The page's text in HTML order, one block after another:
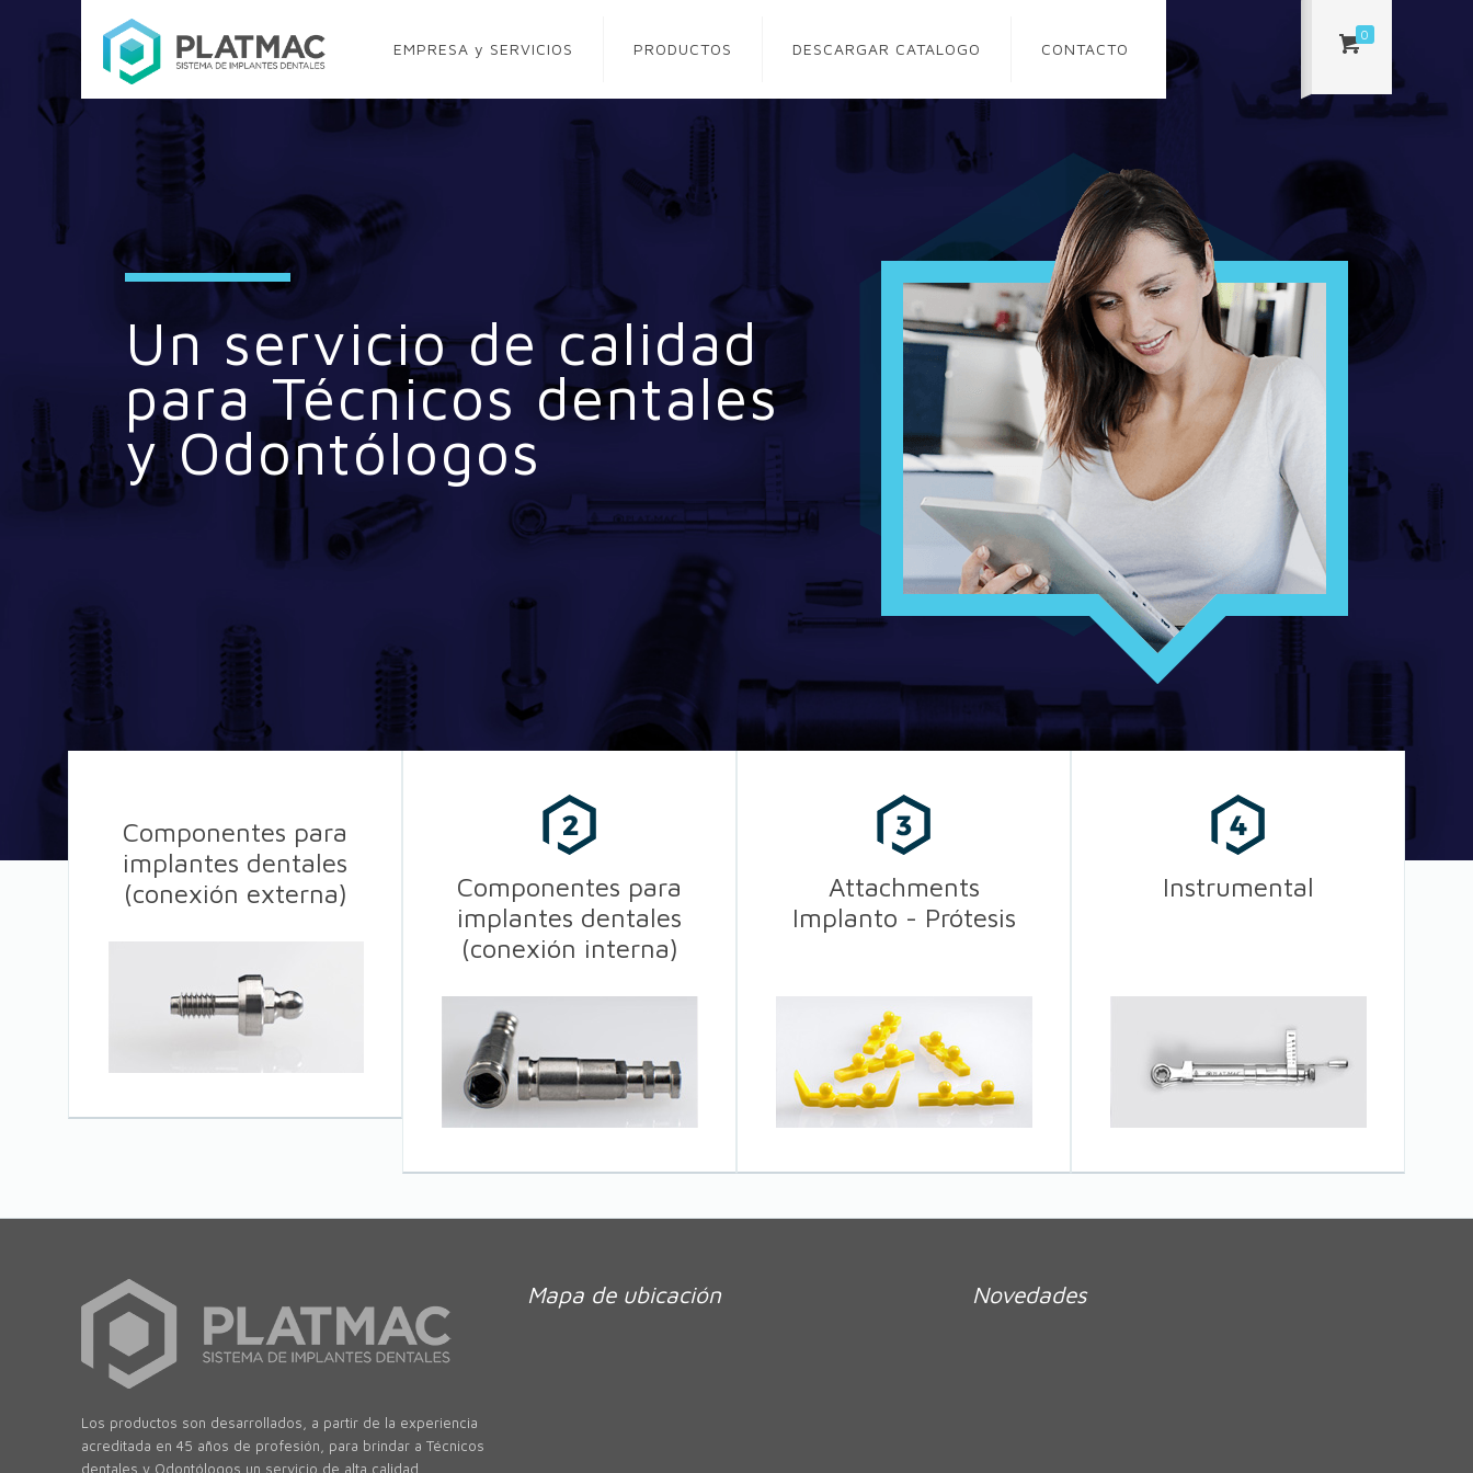
EMPRESA y SERVICIOS PRODUCTOS DESCARGAR CATALOGO CONTACTO
0
Un servicio de calidad
para Técnicos dentales
y Odontólogos
Componentes para
implantes dentales
(conexión externa)
Componentes para
implantes dentales
(conexión interna)
Attachments
Implanto - Prótesis
Instrumental
Los productos son desarrollados, a partir de la experiencia
acreditada en 45 años de profesión, para brindar a Técnicos
dentales y Odontólogos un servicio de alta calidad.
Mapa de ubicación Novedades